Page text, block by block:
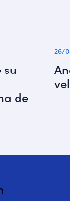
de
26/